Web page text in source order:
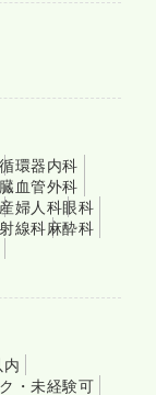
循環器内科
血管外科
産婦人科眼科
線科麻酔科
・未経験可